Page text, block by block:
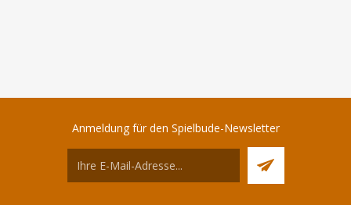
Anmeldung für den Spielbude-Newsletter